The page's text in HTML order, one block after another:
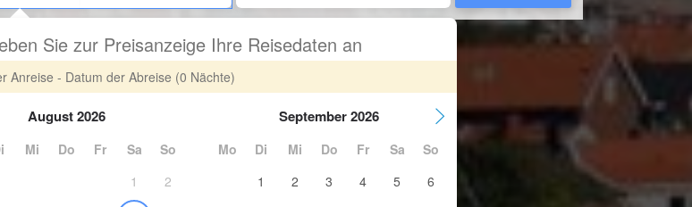
Sie zur Preisanzeige Ihre Reisedaten an
Anreise - Datum der Abreise (0 Nächte)
August 2026
Mi Do Fr Sa
So
1
2
September 2026
Mo Di Mi Do Fr Sa
So
1
2 3 4 5
6